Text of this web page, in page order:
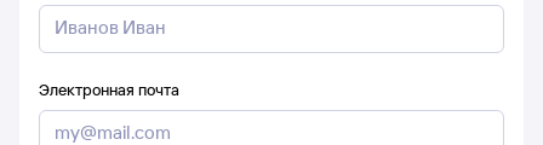
Электронная почта